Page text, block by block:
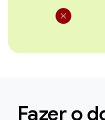
Fazer o